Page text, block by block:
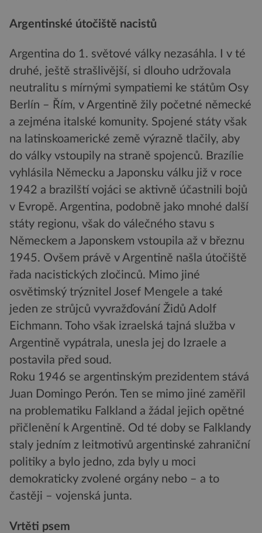
Argentinské útočiště nacistů
Argentina do 1. světové války nezasáhla. I v té
druhé, ještě strašlivější, si dlouho udržovala
neutralitu s mírnými sympatiemi ke státům Osy
Berlín – Řím, v Argentině žily početné německé
a zejména italské komunity. Spojené státy však
na latinskoamerické země výrazně tlačily, aby
do války vstoupily na straně spojenců. Brazílie
vyhlásila Německu a Japonsku válku již v roce
1942 a brazilští vojáci se aktivně účastnili bojů
v Evropě. Argentina, podobně jako mnohé další
státy regionu, však do válečného stavu s
Německem a Japonskem vstoupila až v březnu
1945. Ovšem právě v Argentině našla útočiště
řada nacistických zločinců. Mimo jiné
osvětimský trýznitel Josef Mengele a také
jeden ze strůjců vyvražďování Židů Adolf
Eichmann. Toho však izraelská tajná služba v
Argentině vypátrala, unesla jej do Izraele a
postavila před soud.
Roku 1946 se argentinským prezidentem stává
Juan Domingo Perón. Ten se mimo jiné zaměřil
na problematiku Falkland a žádal jejich opětné
přičlenění k Argentině. Od té doby se Falklandy
staly jedním z leitmotivů argentinské zahraniční
politiky a bylo jedno, zda byly u moci
demokraticky zvolené orgány nebo – a to
častěji – vojenská junta.
Vrtěti psem